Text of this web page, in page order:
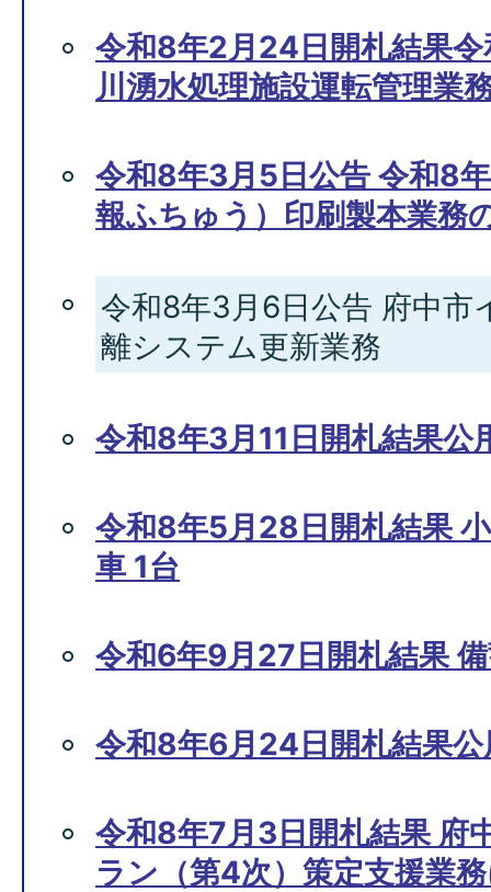
令和8年2月24日開札結果
川湧水処理施設運転管理業
令和8年3月5日公告 令和8
報ふちゅう）印刷製本業務
令和8年3月6日公告 府中市
離システム更新業務
令和8年3月11日開札結果公
令和8年5月28日開札結果
車 1台
令和6年9月27日開札結果
令和8年6月24日開札結果
令和8年7月3日開札結果 府
ラン（第4次）策定支援業